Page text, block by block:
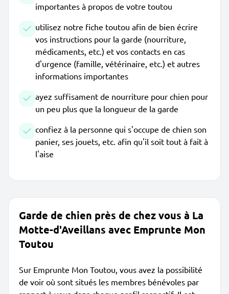
importantes à propos de votre toutou
utilisez notre fiche toutou afin de bien écrire
vos instructions pour la garde (nourriture,
médicaments, etc.) et vos contacts en cas
d'urgence (famille, vétérinaire, etc.) et autres
informations importantes
ayez suffisament de nourriture pour chien pour
un peu plus que la longueur de la garde
confiez à la personne qui s'occupe de chien son
panier, ses jouets, etc. afin qu'il soit tout à fait à
l'aise
Garde de chien près de chez vous à La
Motte-d'Aveillans avec Emprunte Mon
Toutou
Sur Emprunte Mon Toutou, vous avez la possibilité
de voir où sont situés les membres bénévoles par